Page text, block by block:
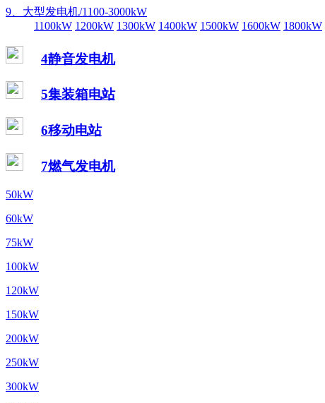
9、大型发电机/1100-3000kW
1100kW 1200kW 1300kW 1400kW 1500kW 1600kW 1800kW
4静音发电机
5集装箱电站
6移动电站
7燃气发电机
50kW
60kW
75kW
100kW
120kW
150kW
200kW
250kW
300kW